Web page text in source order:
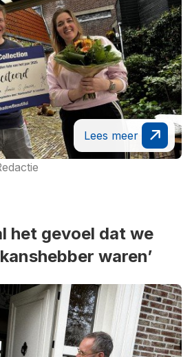
Lees meer
het gevoel dat we
waren’